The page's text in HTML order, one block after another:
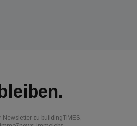
zu buildingTIMES,